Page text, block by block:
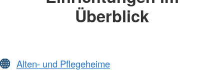
Überblick
Alten- und Pflegeheime